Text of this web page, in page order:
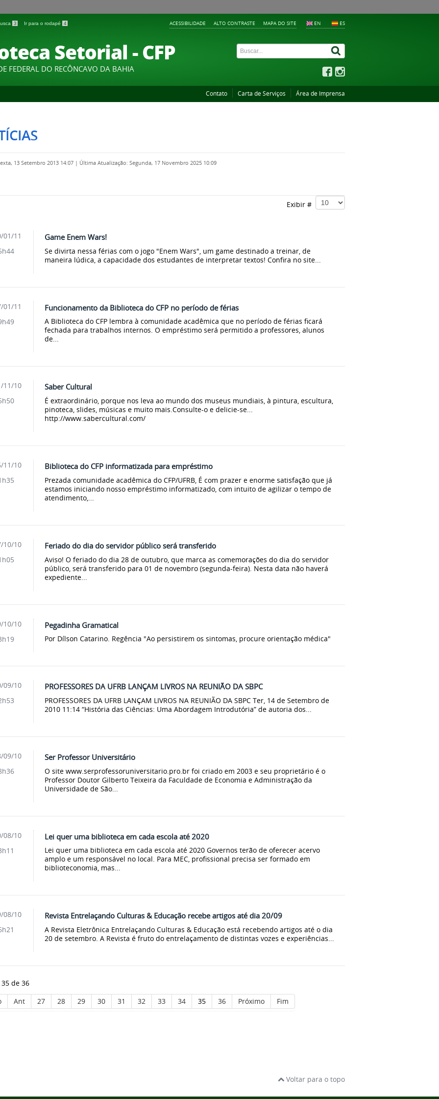
3 Ir para o rodapé 4 EN ES
ACESSIBILIDADE ALTO CONTRASTE MAPA DO SITE
Setorial - CFP
FEDERAL DO RECÔNCAVO DA BAHIA
Contato Carta de Serviços Área de Imprensa
13 Setembro 2013 14:07 | Última Atualização: Segunda, 17 Novembro 2025 10:09
Exibir #
Game Enem Wars!
Se divirta nessa férias com o jogo "Enem Wars", um game destinado a treinar, de
maneira lúdica, a capacidade dos estudantes de interpretar textos! Confira no site...
01/11
Funcionamento da Biblioteca do CFP no período de férias
A Biblioteca do CFP lembra à comunidade acadêmica que no período de férias ficará
fechada para trabalhos internos. O empréstimo será permitido a professores, alunos
de...
01/11
Saber Cultural
É extraordinário, porque nos leva ao mundo dos museus mundiais, à pintura, escultura,
pinoteca, slides, músicas e muito mais.Consulte-o e delicie-se...
http://www.sabercultural.com/
11/10
Biblioteca do CFP informatizada para empréstimo
Prezada comunidade acadêmica do CFP/UFRB, É com prazer e enorme satisfação que já
estamos iniciando nosso empréstimo informatizado, com intuito de agilizar o tempo de
atendimento,...
11/10
Feriado do dia do servidor público será transferido
Aviso! O feriado do dia 28 de outubro, que marca as comemorações do dia do servidor
público, será transferido para 01 de novembro (segunda-feira). Nesta data não haverá
expediente...
10/10
Pegadinha Gramatical
Por Dílson Catarino. Regência "Ao persistirem os sintomas, procure orientação médica"
10/10
PROFESSORES DA UFRB LANÇAM LIVROS NA REUNIÃO DA SBPC
PROFESSORES DA UFRB LANÇAM LIVROS NA REUNIÃO DA SBPC Ter, 14 de Setembro de
2010 11:14 “História das Ciências: Uma Abordagem Introdutória” de autoria dos...
09/10
Ser Professor Universitário
O site www.serprofessoruniversitario.pro.br foi criado em 2003 e seu proprietário é o
Professor Doutor Gilberto Teixeira da Faculdade de Economia e Administração da
Universidade de São...
09/10
Lei quer uma biblioteca em cada escola até 2020
Lei quer uma biblioteca em cada escola até 2020 Governos terão de oferecer acervo
amplo e um responsável no local. Para MEC, profissional precisa ser formado em
biblioteconomia, mas...
08/10
Revista Entrelaçando Culturas & Educação recebe artigos até dia 20/09
A Revista Eletrônica Entrelaçando Culturas & Educação está recebendo artigos até o dia
20 de setembro. A Revista é fruto do entrelaçamento de distintas vozes e experiências...
08/10
de 36
Ant 27 28 29 30 31 32 33 34 35 36 Próximo Fim
Voltar para o topo